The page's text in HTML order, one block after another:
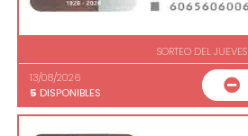
SORTEO DEL JUEVES
13/08/2026
5 DISPONIBLES